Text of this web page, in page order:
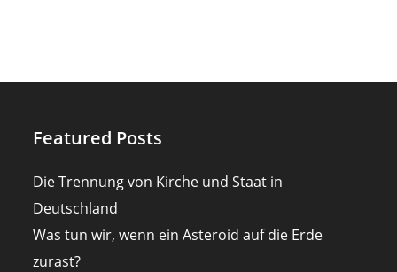
Featured Posts
Die Trennung von Kirche und Staat in
Deutschland
Was tun wir, wenn ein Asteroid auf die Erde
zurast?